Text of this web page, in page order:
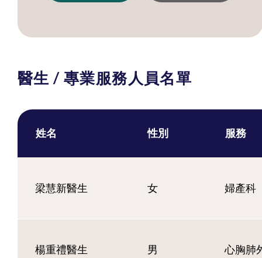
醫生 / 專業服務人員名單
姓名 性別 服務
梁慧新醫生 女 婦產科
楊重禮醫生 男 心胸肺